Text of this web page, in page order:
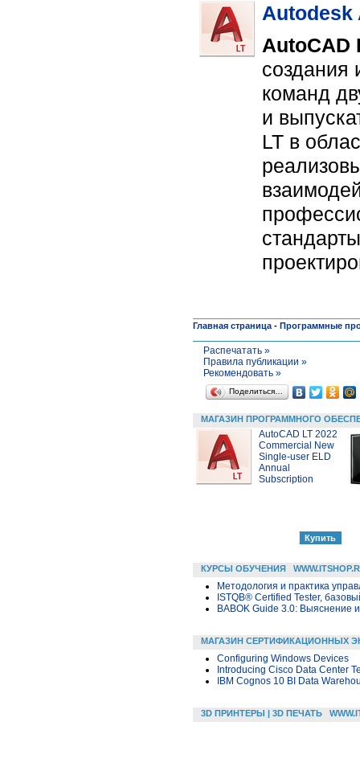
Autodesk
AutoCAD
создания
команд
и
LT в
Главная страница - Программные
Распечатать »
Правила публикации »
Рекомендовать »
Поделиться…
МАГАЗИН ПРОГРАММНОГО
AutoCAD LT 2022
Commercial New
Single-user ELD
Annual
Subscription
КУРСЫ ОБУЧЕНИЯ
Методология и практика
ISTQB® Certified Tester,
BABOK Guide 3.0: Выяснение
МАГАЗИН СЕРТИФИКАЦИОННЫХ
Configuring Windows Devices
Introducing Cisco Data Center
IBM Cognos 10 BI Data
3D ПРИНТЕРЫ | 3D ПЕЧАТЬ